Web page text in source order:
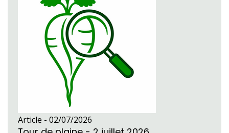
Article - 02/07/2026